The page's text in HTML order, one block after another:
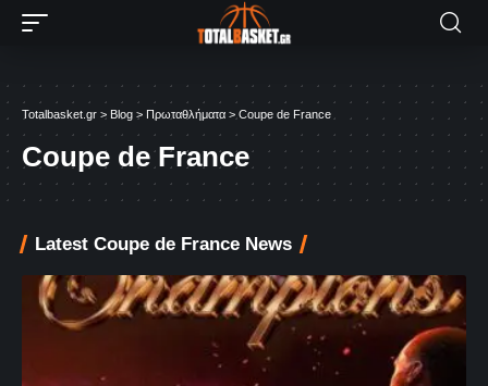
Totalbasket.gr > Blog > Πρωταθλήματα > Coupe de France
Coupe de France
Latest Coupe de France News